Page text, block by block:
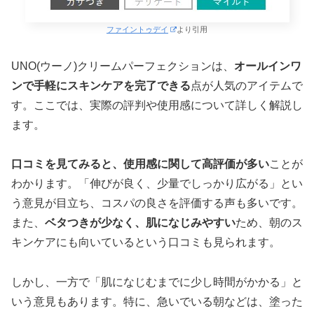
ファイントゥデイ より引用
UNO(ウーノ)クリームパーフェクションは、 オールインワ
ンで手軽にスキンケアを完了できる点が人気のアイテムで
す。ここでは、実際の評判や使用感について詳しく解説し
ます。
口コミを見てみると、使用感に関して高評価が多いことが
わかります。「伸びが良く、少量でしっかり広がる」とい
う意見が目立ち、コスパの良さを評価する声も多いです。
また、 ベタつきが少なく、肌になじみやすいため、朝のス
キンケアにも向いているという口コミも見られます。
しかし、一方で「肌になじむまでに少し時間がかかる」と
いう意見もあります。特に、急いでいる朝などは、塗った